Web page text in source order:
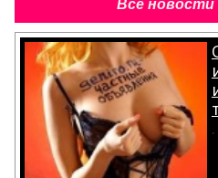
Все новости
.